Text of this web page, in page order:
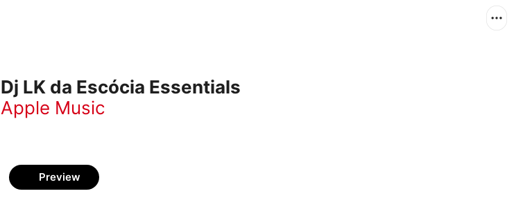
Dj LK da Escócia Essentials
Apple Music
Preview